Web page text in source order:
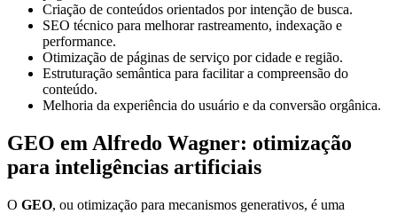
Criação de conteúdos orientados por intenção de busca.
SEO técnico para melhorar rastreamento, indexação e
performance.
Otimização de páginas de serviço por cidade e região.
Estruturação semântica para facilitar a compreensão do
conteúdo.
Melhoria da experiência do usuário e da conversão orgânica.
GEO em Alfredo Wagner: otimização
para inteligências artificiais
O GEO, ou otimização para mecanismos generativos, é uma